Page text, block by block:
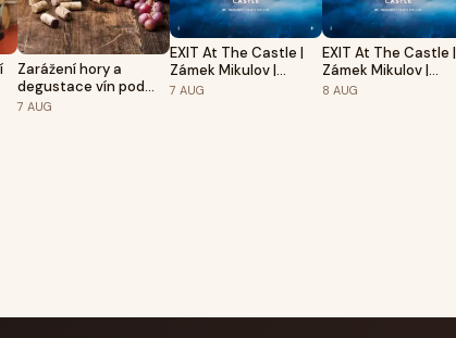
Zarážení hory a
degustace vín pod
širým nebem v
7 AUG
EXIT At The Castle |
Zámek Mikulov |
7.8.2026
7 AUG
EXIT At The Castle |
Zámek Mikulov |
8.8.2026
8 AUG